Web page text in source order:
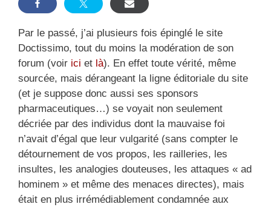
Par le passé, j’ai plusieurs fois épinglé le site
Doctissimo, tout du moins la modération de son
forum (voir ici et là). En effet toute vérité, même
sourcée, mais dérangeant la ligne éditoriale du site
(et je suppose donc aussi ses sponsors
pharmaceutiques…) se voyait non seulement
décriée par des individus dont la mauvaise foi
n’avait d’égal que leur vulgarité (sans compter le
détournement de vos propos, les railleries, les
insultes, les analogies douteuses, les attaques « ad
hominem » et même des menaces directes), mais
était en plus irrémédiablement condamnée aux